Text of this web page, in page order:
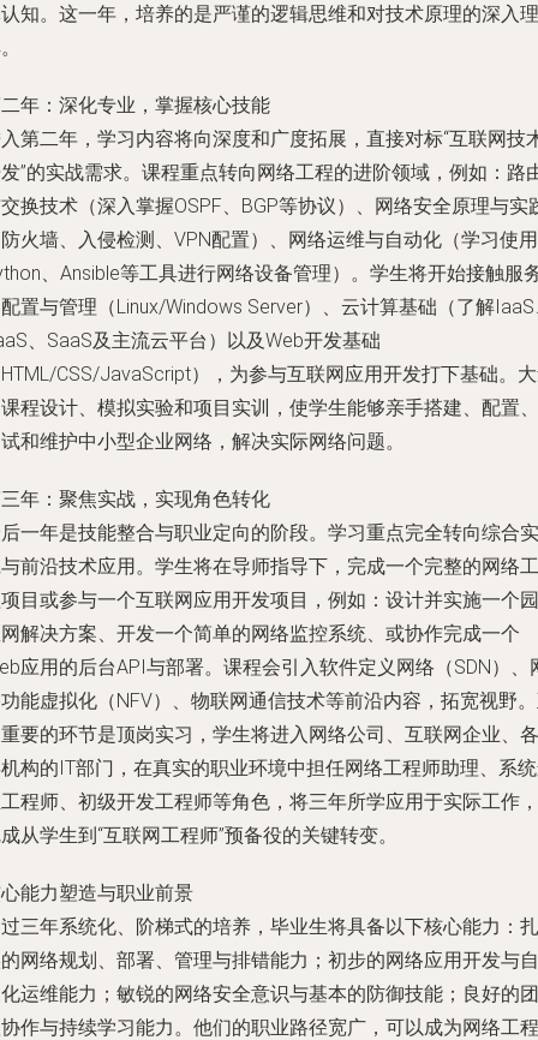
知。这一年，培养的是严谨的逻辑思维和对技术原理的深入理
年：深化专业，掌握核心技能
第二年，学习内容将向深度和广度拓展，直接对标“互联网技
”的实战需求。课程重点转向网络工程的进阶领域，例如：路
换技术（深入掌握OSPF、BGP等协议）、网络安全原理与实
火墙、入侵检测、VPN配置）、网络运维与自动化（学习使用
、Ansible等工具进行网络设备管理）。学生将开始接触服
置与管理（Linux/Windows Server）、云计算基础（了解
、SaaS及主流云平台）以及Web开发基础
CSS/JavaScript），为参与互联网应用开发打下基础。
程设计、模拟实验和项目实训，使学生能够亲手搭建、配置、
和维护中小型企业网络，解决实际网络问题。
年：聚焦实战，实现角色转化
一年是技能整合与职业定向的阶段。学习重点完全转向综合实
前沿技术应用。学生将在导师指导下，完成一个完整的网络工
目或参与一个互联网应用开发项目，例如：设计并实施一个园
解决方案、开发一个简单的网络监控系统、或协作完成一个
应用的后台API与部署。课程会引入软件定义网络（SDN）、
能虚拟化（NFV）、物联网通信技术等前沿内容，拓宽视野
要的环节是顶岗实习，学生将进入网络公司、互联网企业、各
构的IT部门，在真实的职业环境中担任网络工程师助理、系
程师、初级开发工程师等角色，将三年所学应用于实际工作，
从学生到“互联网工程师”预备役的关键转变。
能力塑造与职业前景
三年系统化、阶梯式的培养，毕业生将具备以下核心能力：扎
网络规划、部署、管理与排错能力；初步的网络应用开发与自
运维能力；敏锐的网络安全意识与基本的防御技能；良好的团
作与持续学习能力。他们的职业路径宽广，可以成为网络工程